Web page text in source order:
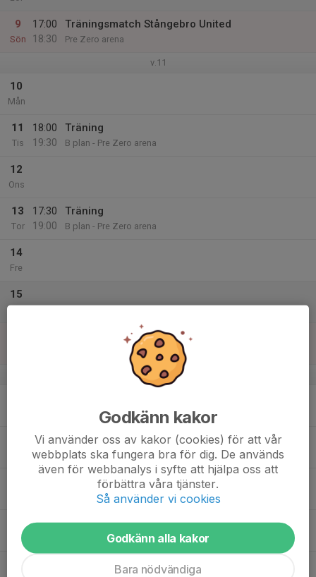
9
Sön
17:00
18:30
Träningsmatch Stångebro United
Pre Zero arena
v.11
10
Mån
11
Tis
18:00
19:30
Träning
B plan - Pre Zero arena
12
Ons
13
Tor
17:30
19:00
Träning
B plan - Pre Zero arena
14
Fre
15
Träningsmatch mot Västra Husby
Pre Zero arena B-plan
v.12
18:00
19:30
Träning
B plan - Pre Zero arena
Tor
17:30
Träning
B plan - Pre Zero arena
Godkänn kakor
Vi använder oss av kakor (cookies) för att vår
webbplats ska fungera bra för dig. De används
även för webbanalys i syfte att hjälpa oss att
förbättra våra tjänster.
Så använder vi cookies
Godkänn alla kakor
Bara nödvändiga